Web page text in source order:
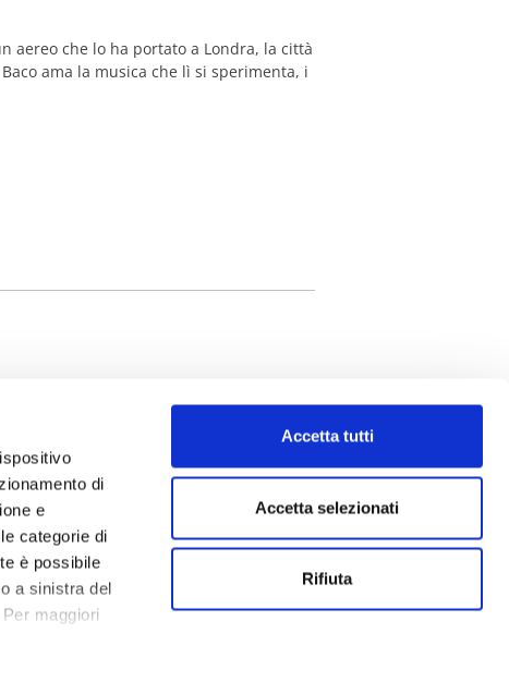
di
e
categorie di
è possibile
a sinistra del
maggiori
Accetta tutti
Accetta selezionati
Rifiuta
aereo che lo ha portato a Londra, la città
ama la musica che lì si sperimenta, i
Editori
Effe
Holden